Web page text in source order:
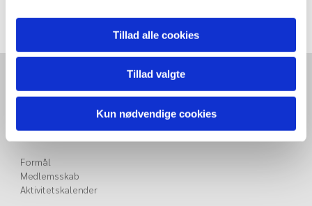
Tillad alle cookies
Tillad valgte
Kun nødvendige cookies
Rådmandshaven 10
Formål
Medlemsskab
Aktivitetskalender